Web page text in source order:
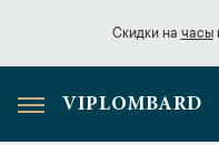
Скидки на часы
Скидки начасы
VIPLOMBARD